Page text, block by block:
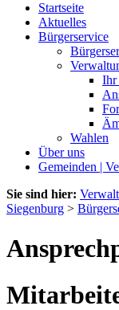
Startseite
Aktuelles
Bürgerservice
Ihr
Wahlen
Über uns
Gemeinden |
Sie sind hier:
Siegenburg >